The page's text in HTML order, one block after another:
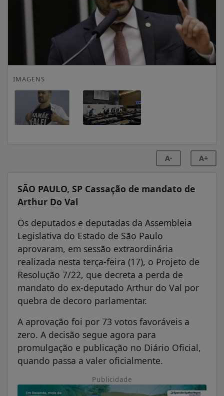
IMAGENS
A- A+
SÃO PAULO, SP Cassação de mandato de
Arthur Do Val
Os deputados e deputadas da Assembleia
Legislativa do Estado de São Paulo
aprovaram, em sessão extraordinária
realizada nesta terça-feira (17), o Projeto de
Resolução 7/22, que decreta a perda de
mandato do ex-deputado Arthur do Val por
quebra de decoro parlamentar.
A aprovação foi por 73 votos favoráveis a
zero. A decisão segue agora para
promulgação e publicação no Diário Oficial,
quando passa a valer oficialmente.
Publicidade